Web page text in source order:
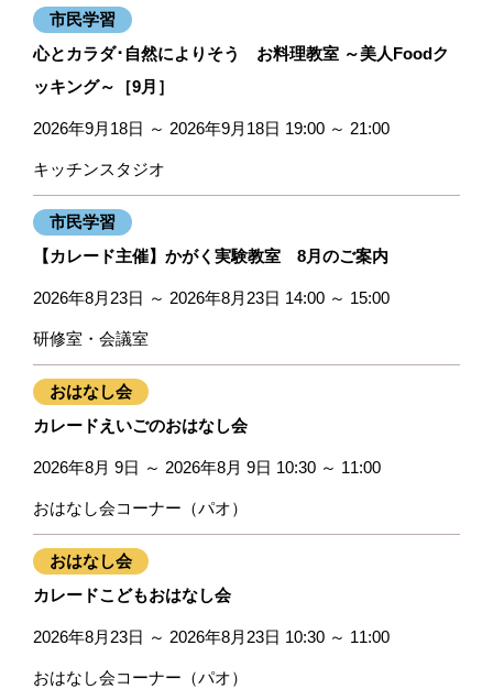
市民学習
心とカラダ･自然によりそう お料理教室 ～美人Foodク
ッキング～［9月］
2026年9月18日 ～ 2026年9月18日 19:00 ～ 21:00
キッチンスタジオ
市民学習
【カレード主催】かがく実験教室 8月のご案内
2026年8月23日 ～ 2026年8月23日 14:00 ～ 15:00
研修室・会議室
おはなし会
カレードえいごのおはなし会
2026年8月 9日 ～ 2026年8月 9日 10:30 ～ 11:00
おはなし会コーナー（パオ）
おはなし会
カレードこどもおはなし会
2026年8月23日 ～ 2026年8月23日 10:30 ～ 11:00
おはなし会コーナー（パオ）